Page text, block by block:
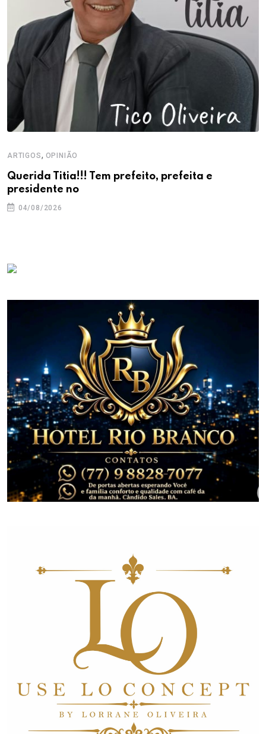
ARTIGOS, OPINIÃO
Querida Titia!!! Tem prefeito, prefeita e
presidente no
04/08/2026